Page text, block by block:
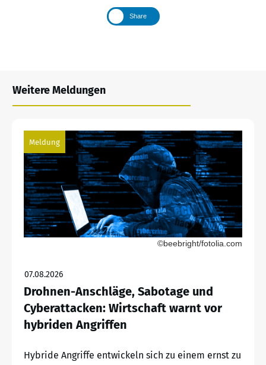
Share
Weitere Meldungen
Meldung
©beebright/fotolia.com
07.08.2026
Drohnen-Anschläge, Sabotage und
Cyberattacken: Wirtschaft warnt vor
hybriden Angriffen
Hybride Angriffe entwickeln sich zu einem ernst zu